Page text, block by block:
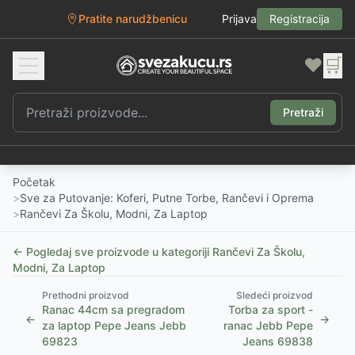
Pratite narudžbenicu Prijava Registracija
❤️ 🛒
Pretraži
Početak
>Sve za Putovanje: Koferi, Putne Torbe, Rančevi i Oprema
>Rančevi Za Školu, Modni, Za Laptop
← Pogledaj sve proizvode u kategoriji Rančevi Za Školu,
Modni, Za Laptop
←
Prethodni proizvod
Ranac 44cm sa pregradom
za laptop Pepe Jeans Jebb
69823
Sledeći proizvod
Torba za sport -
ranac Jebb Pepe
Jeans 69838
→